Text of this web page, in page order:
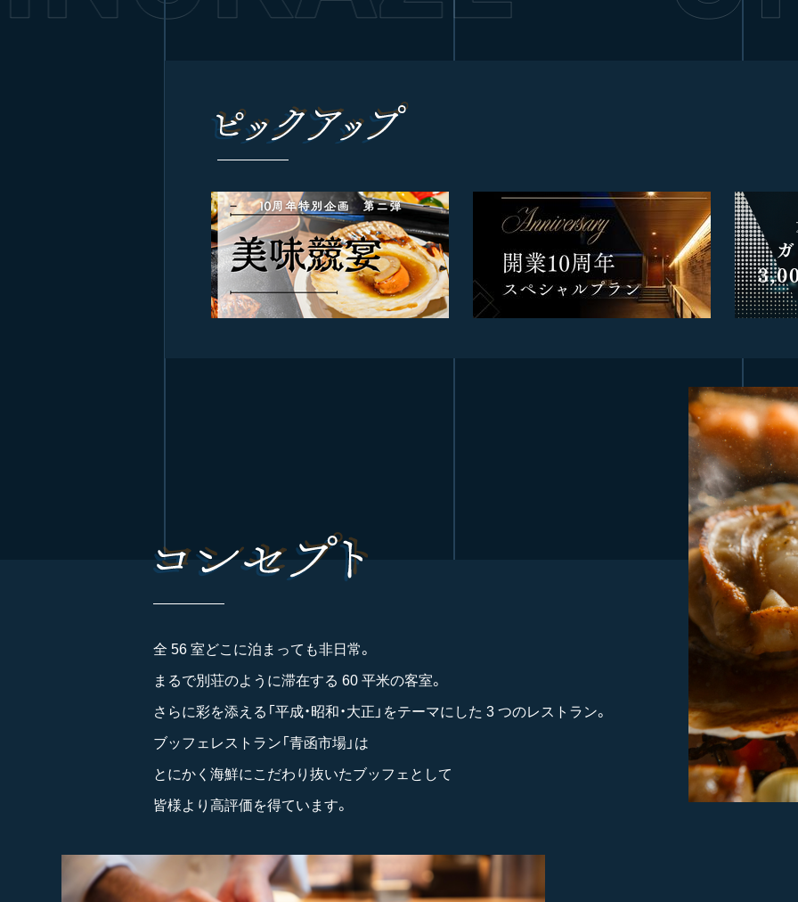
全 56 室どこに泊まっても非日常。
まるで別荘のように滞在する 60 平米の客室。
さらに彩を添える「平成・昭和・大正」をテーマにした 3 つのレストラン。
ブッフェレストラン「青函市場」は
とにかく海鮮にこだわり抜いたブッフェとして
皆様より高評価を得ています。